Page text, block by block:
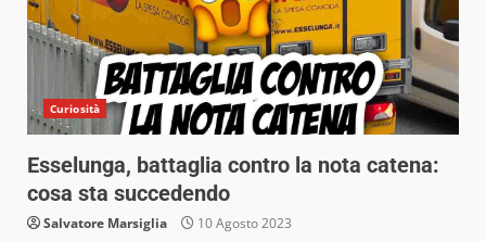
Curiosità
Esselunga, battaglia contro la nota catena:
cosa sta succedendo
Salvatore Marsiglia 10 Agosto 2023